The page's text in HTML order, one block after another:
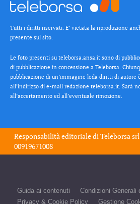
Tutti i diritti riservati. E’ vietata la riproduzione
presente sul sito.
Le foto presenti su teleborsa.ansa.it sono di
di pubblicazione in concessione a Teleborsa.
pubblicazione di un’immagine leda diritti di autore
all’indirizzo di e-mail redazione teleborsa.it. Sarà
all’accertamento ed all’eventuale rimozione.
Responsabilità editoriale diTeleborsa srl
00919671008
Guida ai contenuti Condizioni Generali
Privacy & Cookie Policy
Gestione